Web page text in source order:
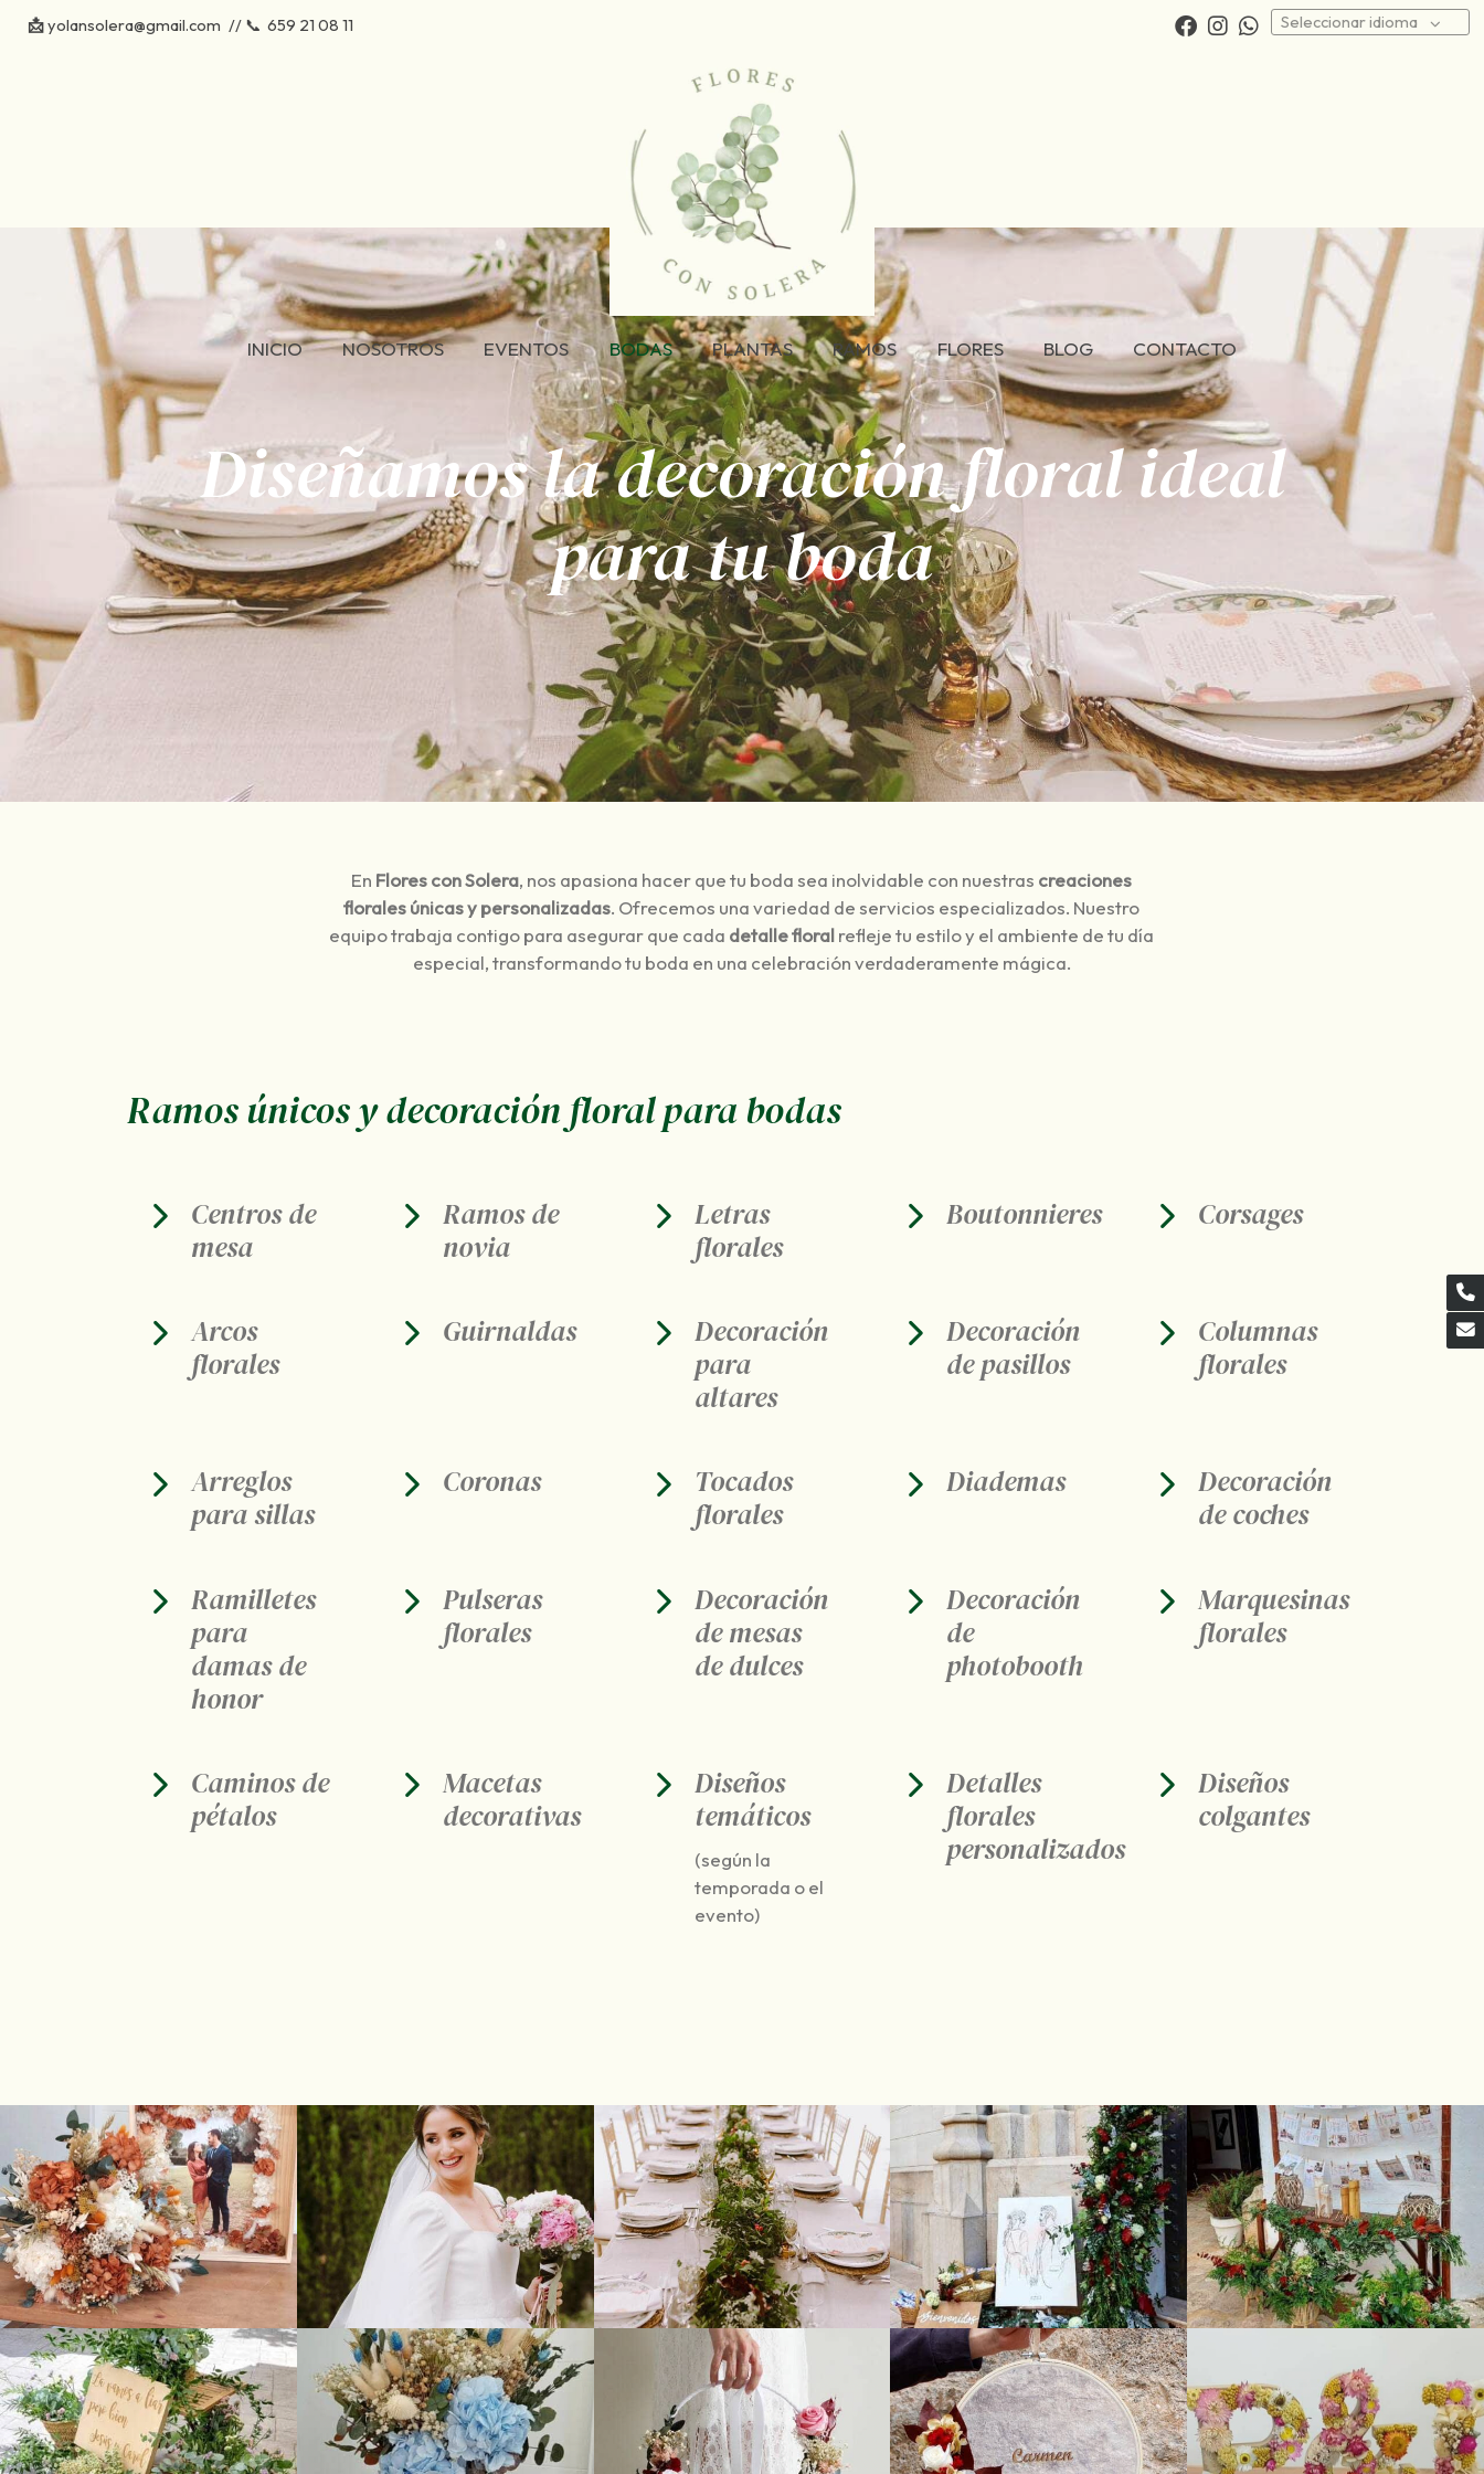
📩yolansolera@gmail.com // 📞 659 21 08 11 Seleccionar idioma
INICIO NOSOTROS EVENTOS BODAS PLANTAS RAMOS FLORES BLOG CONTACTO
Diseñamos la decoración floral ideal
para tu boda
En Flores con Solera, nos apasiona hacer que tu boda sea inolvidable con nuestras creaciones
florales únicas y personalizadas. Ofrecemos una variedad de servicios especializados. Nuestro
equipo trabaja contigo para asegurar que cada detalle floralrefleje tu estilo y el ambiente de tu día
especial, transformando tu boda en una celebración verdaderamente mágica.
Ramos únicos y decoración floral para bodas
Centros de
mesa
Ramos de
novia
Letras
florales
Boutonnieres Corsages
Arcos
florales
Guirnaldas
Decoración
para
altares
Decoración
de pasillos
Columnas
florales
Arreglos
para sillas
Coronas
Tocados
florales
Diademas
Decoración
de coches
Ramilletes
para
damas de
honor
Pulseras
florales
Decoración
de mesas
de dulces
Decoración
de
photobooth
Marquesinas
florales
Caminos de
pétalos
Macetas
decorativas
Diseños
temáticos
(según la
temporada o el
evento)
Detalles
florales
personalizados
Diseños
colgantes